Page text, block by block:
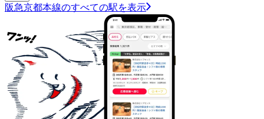
阪急京都本線のすべての駅を表示